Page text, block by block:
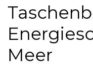
Meer